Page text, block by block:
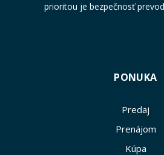
prioritou je bezpečnosť
PONUKA
Predaj
Prenájom
Kúpa